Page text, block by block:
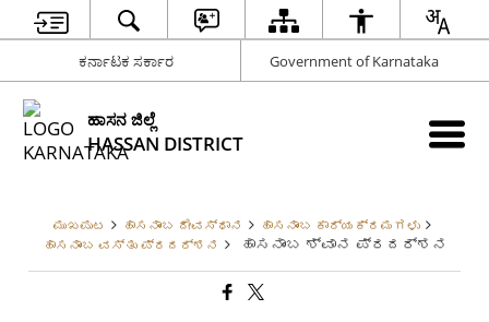
ಕರ್ನಾಟಕ ಸರ್ಕಾರ Government of Karnataka
ಹಾಸನ ಜಿಲ್ಲೆ
HASSAN DISTRICT
ಮುಖಪುಟ ಹಾಸನಾಂಬ ದೇವಸ್ಥಾನ
ಹಾಸನಾಂಬ ಕಾರ್ಯಕ್ರಮಗಳು
ಹಾಸನಾಂಬ ವಸ್ತು ಪ್ರದರ್ಶನ
ಹಾಸನಾಂಬ ಶ್ವಾನ ಪ್ರದರ್ಶನ